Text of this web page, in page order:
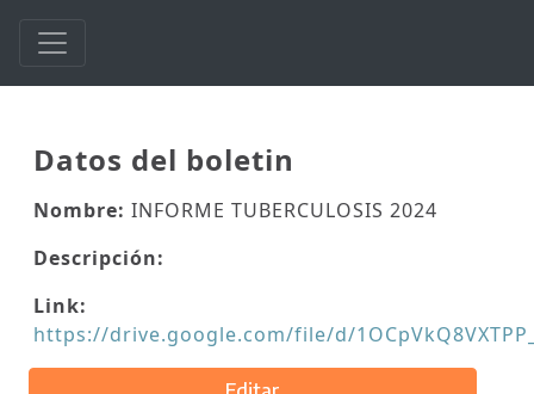
Datos del boletin
Nombre: INFORME TUBERCULOSIS 2024
Descripción:
Link:
https://drive.google.com/file/d/